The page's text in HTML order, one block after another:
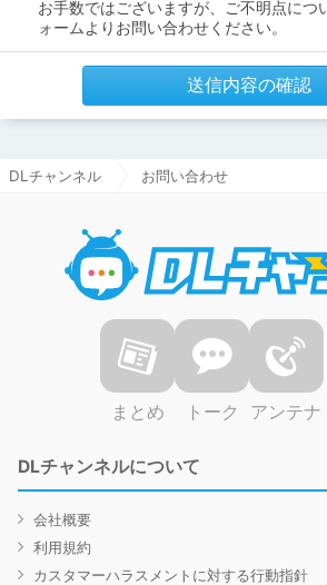
お手数ではございますが、ご不明点につ
ォームよりお問い合わせください。
送信内容の確認
DLチャンネル お問い合わせ
まとめ トーク アンテナ
DLチャンネルについて
会社概要
利用規約
カスタマーハラスメントに対する行動指針